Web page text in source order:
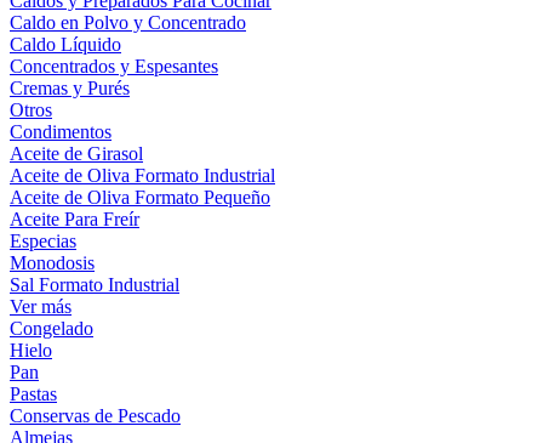
Caldo en Polvo y Concentrado
Caldo Líquido
Concentrados y Espesantes
Cremas y Purés
Otros
Condimentos
Aceite de Girasol
Aceite de Oliva Formato Industrial
Aceite de Oliva Formato Pequeño
Aceite Para Freír
Especias
Monodosis
Sal Formato Industrial
Ver más
Congelado
Hielo
Pan
Pastas
Conservas de Pescado
Almejas